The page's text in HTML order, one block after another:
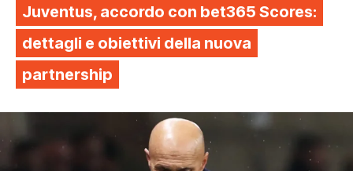
Juventus, accordo con bet365 Scores:
dettagli e obiettivi della nuova
partnership